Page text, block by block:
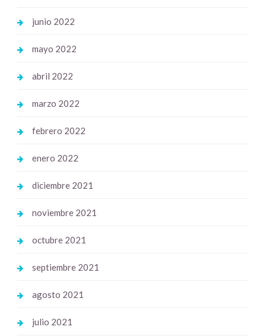
junio 2022
mayo 2022
abril 2022
marzo 2022
febrero 2022
enero 2022
diciembre 2021
noviembre 2021
octubre 2021
septiembre 2021
agosto 2021
julio 2021